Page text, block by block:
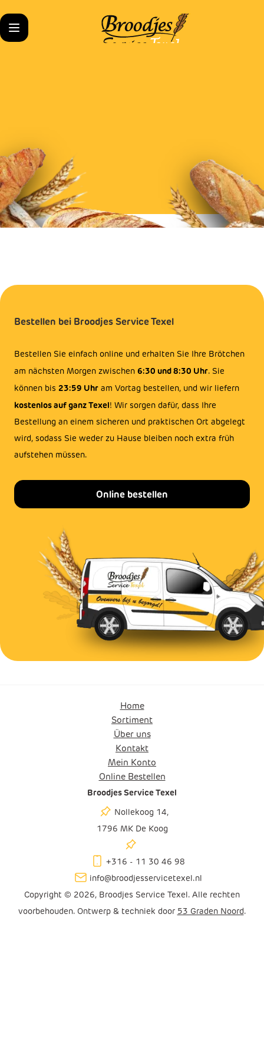
Bestellen bei Broodjes Service Texel
Bestellen Sie einfach online und erhalten Sie Ihre Brötchen
am nächsten Morgen zwischen 6:30 und 8:30 Uhr. Sie
können bis 23:59 Uhr am Vortag bestellen, und wir liefern
kostenlos auf ganz Texel! Wir sorgen dafür, dass Ihre
Bestellung an einem sicheren und praktischen Ort abgelegt
wird, sodass Sie weder zu Hause bleiben noch extra früh
aufstehen müssen.
Online bestellen
Home
Sortiment
Über uns
Kontakt
Mein Konto
Online Bestellen
Broodjes Service Texel
Nollekoog 14,
1796 MK De Koog
+316 - 11 30 46 98
info@broodjesservicetexel.nl
Copyright © 2026, Broodjes Service Texel. Alle rechten
voorbehouden. Ontwerp & techniek door 53 Graden Noord.